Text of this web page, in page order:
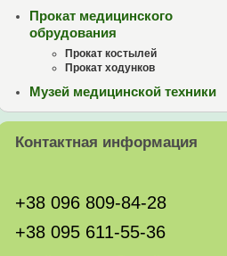
Прокат медицинского
обрудования
Прокат костылей
Прокат ходунков
Музей медицинской техники
Контактная информация
+38 096 809-84-28
+38 095 611-55-36